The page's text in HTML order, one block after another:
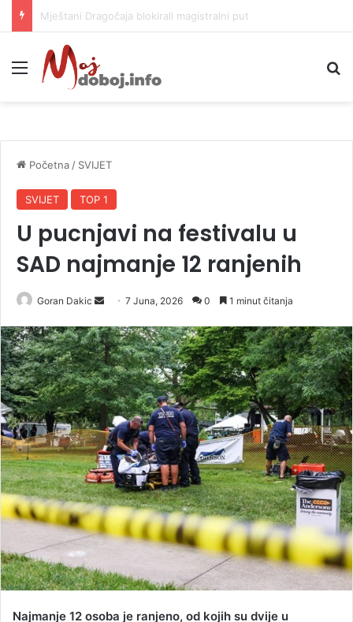
Helikopter ponovo gasi vatru u selima kod Trebinja
Meni
Početna / SVIJET
SVIJET TOP 1
U pucnjavi na festivalu u
SAD najmanje 12 ranjenih
Goran Dakic
n
d
a
n
e
m
a
i
l
7 Juna, 2026 0 1 minut čitanja
Najmanje 12 osoba je ranjeno, od kojih su dvije u